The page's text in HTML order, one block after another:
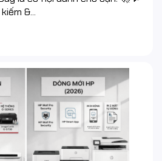
VIỆC Tìm kiếm &...